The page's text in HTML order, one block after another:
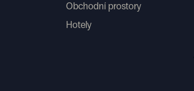
Obchodní prostory
Hotely